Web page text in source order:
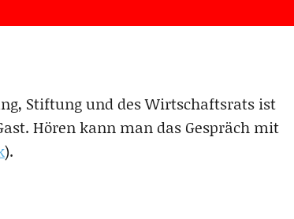
Stiftung und des Wirtschaftsrats ist
Hören kann man das Gespräch mit
).